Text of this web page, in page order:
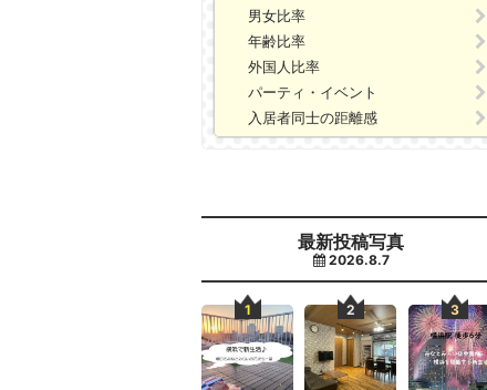
男女比率
年齢比率
外国人比率
パーティ・イベント
入居者同士の距離感
最新投稿写真
2026.8.7